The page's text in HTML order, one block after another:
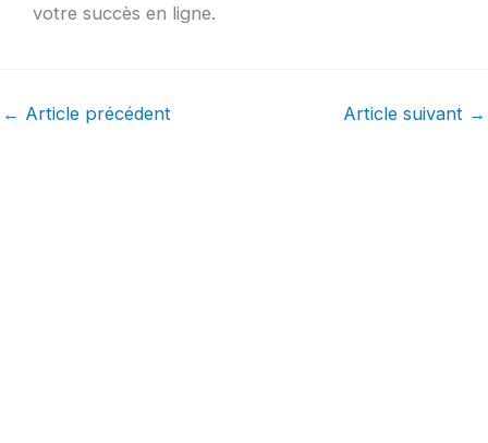
votre succès en ligne.
← Article précédent Article suivant →